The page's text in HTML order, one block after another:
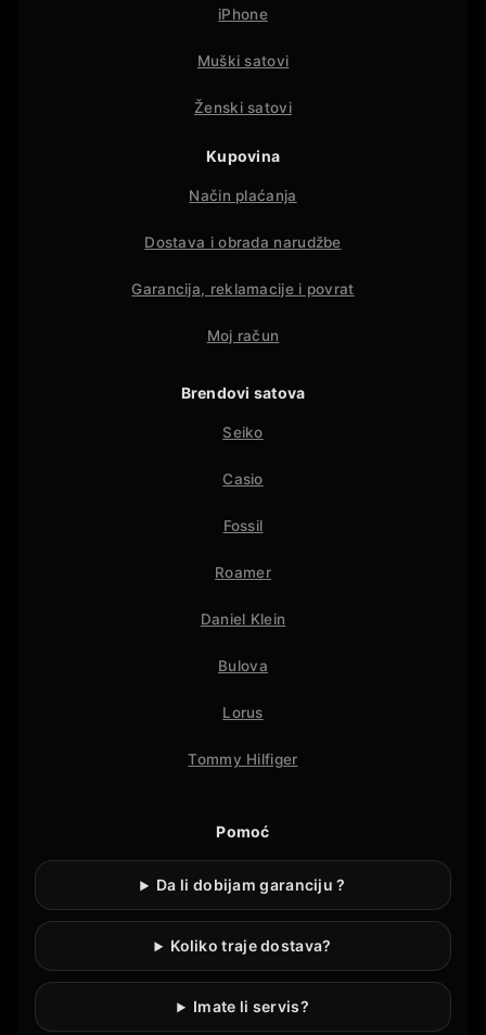
iPhone
Muški satovi
Ženski satovi
Kupovina
Način plaćanja
Dostava i obrada narudžbe
Garancija, reklamacije i povrat
Moj račun
Brendovi satova
Seiko
Casio
Fossil
Roamer
Daniel Klein
Bulova
Lorus
Tommy Hilfiger
Pomoć
Da li dobijam garanciju ?
Koliko traje dostava?
Imate li servis?